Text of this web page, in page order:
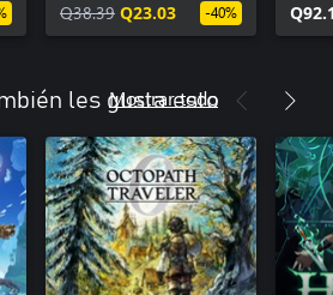
Red the Hunter
Q38.39 Q23.03 -40%
les gusta esto
Mostrar todo